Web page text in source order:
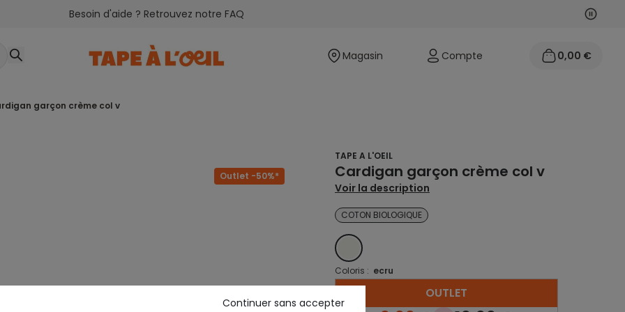
Besoin d'aide ? Retrouvez notre FAQ
Magasin Compte 0,00 €
garçon crème col v
Outlet -50%*
TAPE A L'OEIL
Cardigan garçon crème col v
Voir la description
COTON BIOLOGIQUE
ECRU
Coloris : ecru
OUTLET
Continuer sans accepter